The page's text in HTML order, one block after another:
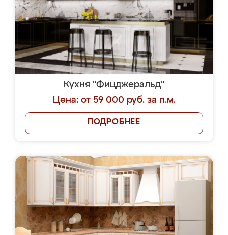
Кухня "Фицджеральд"
Цена: от 59 000 руб. за п.м.
ПОДРОБНЕЕ